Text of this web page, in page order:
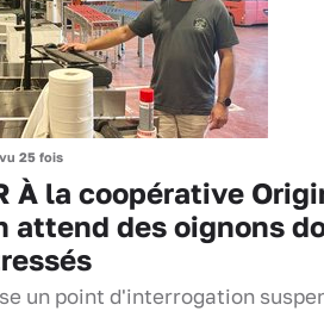
vu 25 fois
À la coopérative
attend des oignons
un point d'interrogation